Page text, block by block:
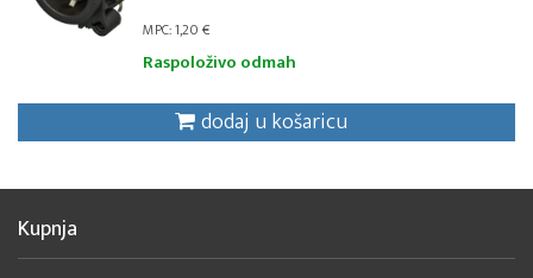
MPC: 1,20 €
Raspoloživo odmah
dodaj u košaricu
Kupnja